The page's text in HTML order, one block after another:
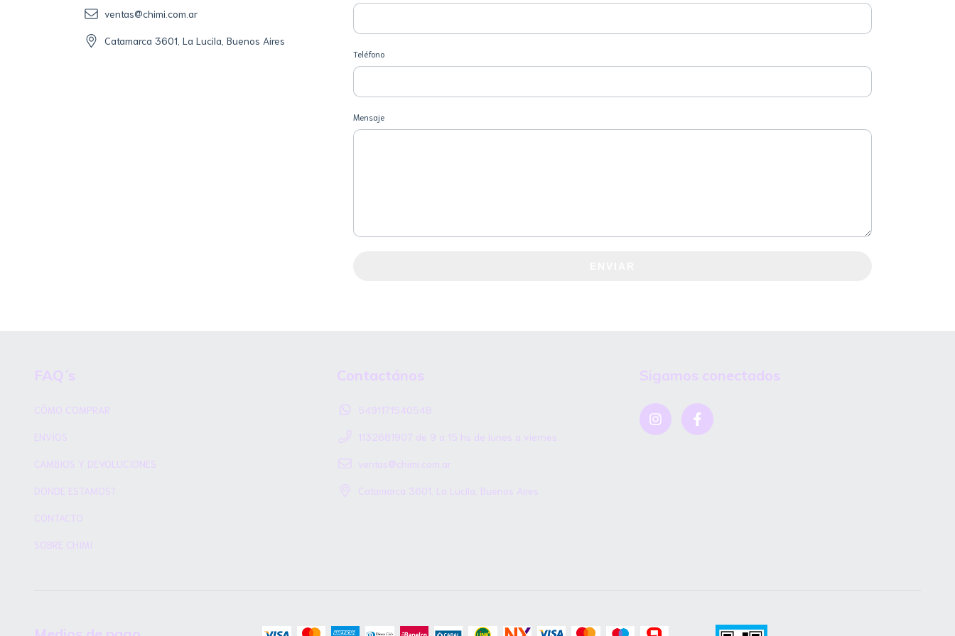
ventas@chimi.com.ar
Catamarca 3601, La Lucila, Buenos Aires
Teléfono
Mensaje
FAQ´s
CÓMO COMPRAR
ENVIOS
CAMBIOS Y DEVOLUCIONES
DONDE ESTAMOS?
CONTACTO
SOBRE CHIMI
Contactános
5491171540548
1132681907 de 9 a 15 hs de lunes a viernes.
ventas@chimi.com.ar
Catamarca 3601, La Lucila, Buenos Aires
Sigamos conectados